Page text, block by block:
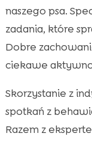
naszego psa.
zadania, które
Dobre
ciekawe
Skorzystanie z
spotkań z
Razem z